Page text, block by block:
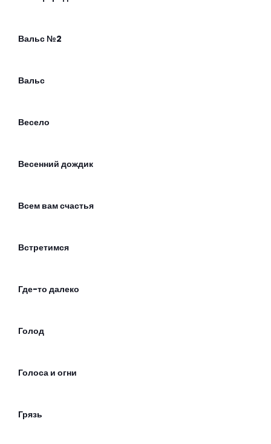
Вальс №2
Вальс
Весело
Весенний дождик
Всем вам счастья
Встретимся
Где-то далеко
Голод
Голоса и огни
Грязь